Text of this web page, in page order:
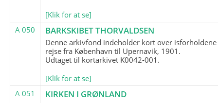
[Klik for at se]
A 050
BARKSKIBET THORVALDSEN
Denne arkivfond indeholder kort over
rejse fra København til Upernavik, 1901.
Udtaget til kortarkivet K0042-001.
[Klik for at se]
A 051
KIRKEN I GRØNLAND